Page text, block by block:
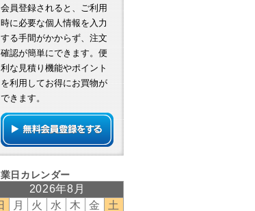
会員登録されると、ご利用
時に必要な個人情報を入力
する手間がかからず、注文
確認が簡単にできます。便
利な見積り機能やポイント
を利用してお得にお買物が
できます。